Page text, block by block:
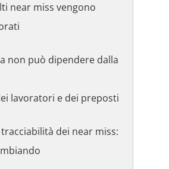
near miss vengono
non può dipendere dalla
lavoratori e dei preposti
dei near miss: